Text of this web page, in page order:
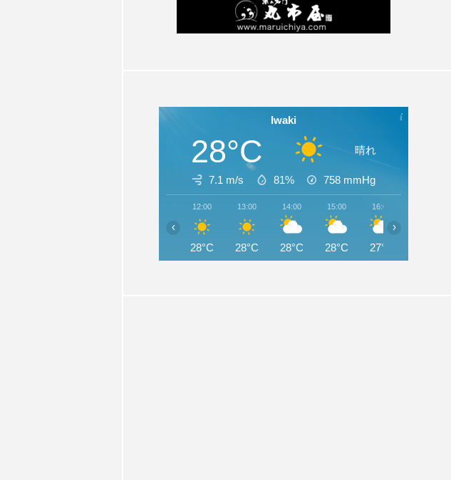
Iwaki
28°C 晴れ
7.1 m/s 81% 758 mmHg
12:00
28°C
13:00
28°C
14:00
28°C
15:00
28°C
16:00
27°C
‹ ›